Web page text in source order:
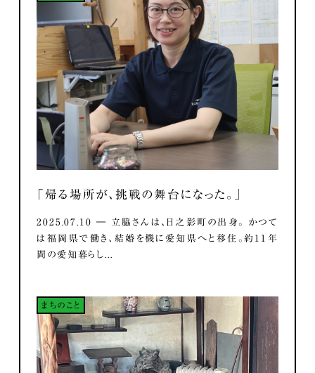
「帰る場所が、挑戦の舞台になった。」
2025.07.10 ― 立脇さんは、日之影町の出身。 かつて
は福岡県で働き、結婚を機に愛知県へと移住。約11年
間の愛知暮らし...
まちのこと